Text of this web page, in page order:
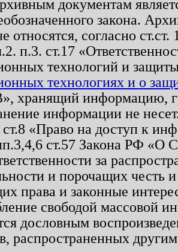
документам
закона.
относятся, согласно
п.3. ст.17
технологий и
технологиях и о
хранящий информацию,
информации не
«Право на доступ к
ст.57 Закона РФ «О
за
и порочащих честь
права и законные
свободой массовой
дословным
распространенных